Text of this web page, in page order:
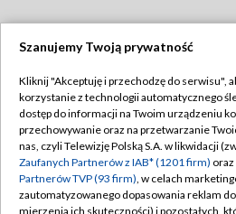
TVP
Abonament TVP
Emisja w TVP
Centrum informacji TVP
Regulamin
Polityka
Moje
Szanujemy Twoją prywatność
Kliknij "Akceptuję i przechodzę do serwisu",
korzystanie z technologii automatycznego
dostęp do informacji na Twoim urządzeniu
przechowywanie oraz na przetwarzanie
nas, czyli Telewizję Polską S.A. w likwidacji
Zaufanych Partnerów z IAB* (1201 firm) oraz
Partnerów TVP (93 firm), w celach
zautomatyzowanego dopasowania reklam
mierzenia ich skuteczności) i pozostałych,